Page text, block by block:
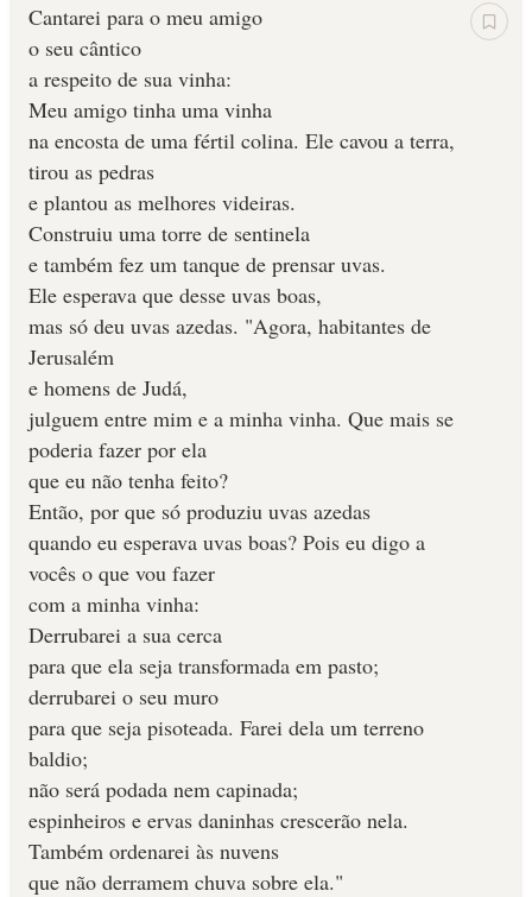
TEMAS
PERGUNTE À BÍBLIA
TERMO BÍBLICO
QUEM SOMOS
LOJA BÍBLIAON
Cantarei para o meu amigo
o seu cântico
a respeito de sua vinha:
Meu amigo tinha uma vinha
na encosta de uma fértil colina. Ele cavou a terra,
tirou as pedras
e plantou as melhores videiras.
Construiu uma torre de sentinela
e também fez um tanque de prensar uvas.
Ele esperava que desse uvas boas,
mas só deu uvas azedas. "Agora, habitantes de
Jerusalém
e homens de Judá,
julguem entre mim e a minha vinha. Que mais se
poderia fazer por ela
que eu não tenha feito?
Então, por que só produziu uvas azedas
quando eu esperava uvas boas? Pois eu digo a
vocês o que vou fazer
com a minha vinha:
Derrubarei a sua cerca
para que ela seja transformada em pasto;
derrubarei o seu muro
para que seja pisoteada. Farei dela um terreno
baldio;
não será podada nem capinada;
espinheiros e ervas daninhas crescerão nela.
Também ordenarei às nuvens
que não derramem chuva sobre ela."